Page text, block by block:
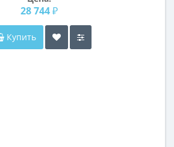
28 744 ₽
Купить